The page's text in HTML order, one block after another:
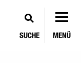
SUCHE MENÜ